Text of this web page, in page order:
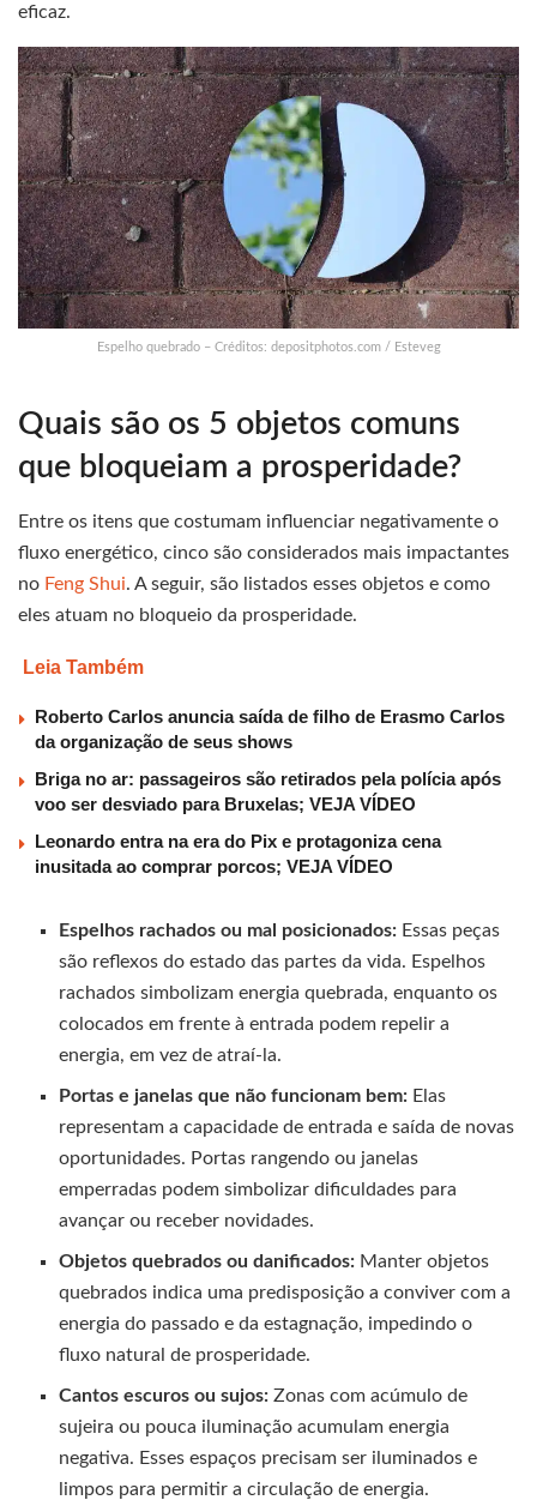
eficaz.
Espelho quebrado – Créditos: depositphotos.com / Esteveg
Quais são os 5 objetos comuns
que bloqueiam a prosperidade?
Entre os itens que costumam influenciar negativamente o
fluxo energético, cinco são considerados mais impactantes
no Feng Shui. A seguir, são listados esses objetos e como
eles atuam no bloqueio da prosperidade.
Leia Também
Roberto Carlos anuncia saída de filho de Erasmo Carlos
da organização de seus shows
Briga no ar: passageiros são retirados pela polícia após
voo ser desviado para Bruxelas; VEJA VÍDEO
Leonardo entra na era do Pix e protagoniza cena
inusitada ao comprar porcos; VEJA VÍDEO
Espelhos rachados ou mal posicionados: Essas peças
são reflexos do estado das partes da vida. Espelhos
rachados simbolizam energia quebrada, enquanto os
colocados em frente à entrada podem repelir a
energia, em vez de atraí-la.
Portas e janelas que não funcionam bem: Elas
representam a capacidade de entrada e saída de novas
oportunidades. Portas rangendo ou janelas
emperradas podem simbolizar dificuldades para
avançar ou receber novidades.
Objetos quebrados ou danificados: Manter objetos
quebrados indica uma predisposição a conviver com a
energia do passado e da estagnação, impedindo o
fluxo natural de prosperidade.
Cantos escuros ou sujos: Zonas com acúmulo de
sujeira ou pouca iluminação acumulam energia
negativa. Esses espaços precisam ser iluminados e
limpos para permitir a circulação de energia.